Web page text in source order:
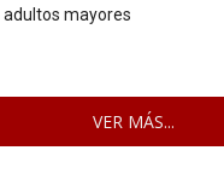
adultos mayores
VER MÁS...